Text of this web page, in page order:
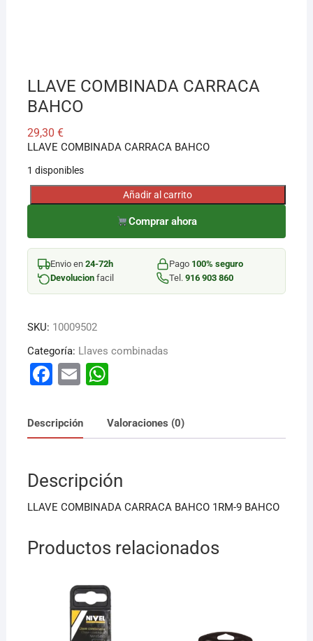
LLAVE COMBINADA CARRACA
BAHCO
29,30 €
LLAVE COMBINADA CARRACA BAHCO
1 disponibles
LLAVE
CARRACA
BAHCO
cantidad
Añadir al carrito
Comprar ahora
Envio en 24-72h Pago 100% seguro
Devolucionfacil Tel. 916 903 860
SKU: 10009502
Categoría: Llaves combinadas
F
c
e
o
o
E
ai
l
W
at
s
p
p
Descripción Valoraciones (0)
Descripción
LLAVE COMBINADA CARRACA BAHCO 1RM-9 BAHCO
Productos relacionados